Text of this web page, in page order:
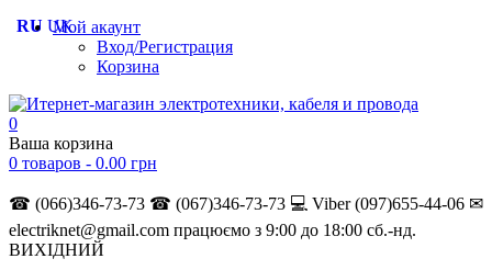
Мой акаунт
Вход/Регистрация
Корзина
0
Ваша корзина
0 товаров - 0.00 грн
☎ (066)346-73-73 ☎ (067)346-73-73 💻 Viber (097)655-44-06 ✉
electriknet@gmail.com працюємо з 9:00 до 18:00 сб.-нд.
ВИХІДНИЙ
RU UK